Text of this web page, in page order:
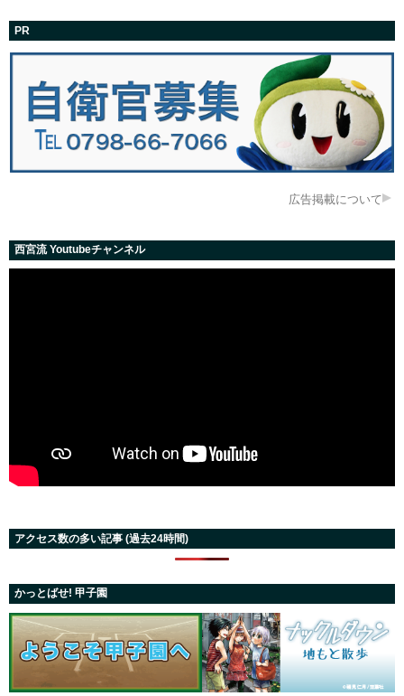
PR
広告掲載について
西宮流 Youtubeチャンネル
アクセス数の多い記事 (過去24時間)
かっとばせ! 甲子園